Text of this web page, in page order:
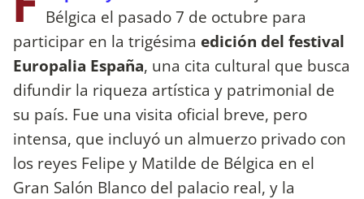
Bélgica el pasado 7 de octubre para
participar en la trigésima edición del festival
Europalia España, una cita cultural que busca
difundir la riqueza artística y patrimonial de
su país. Fue una visita oficial breve, pero
intensa, que incluyó un almuerzo privado con
los reyes Felipe y Matilde de Bélgica en el
Gran Salón Blanco del palacio real, y la